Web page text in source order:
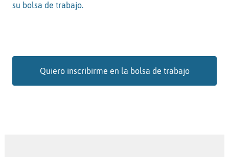
su bolsa de trabajo.
Quiero inscribirme en la bolsa de trabajo